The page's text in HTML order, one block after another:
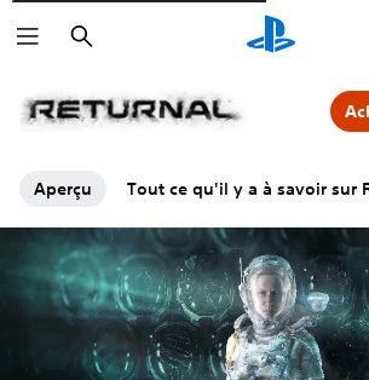
Rechercher
Aperçu Tout ce qu'il y a à savoir sur